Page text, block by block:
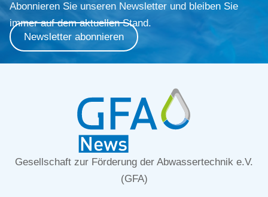
Abonnieren Sie unseren Newsletter und bleiben Sie
immer auf dem aktuellen Stand.
Newsletter abonnieren
Gesellschaft zur Förderung der Abwassertechnik e.V.
(GFA)